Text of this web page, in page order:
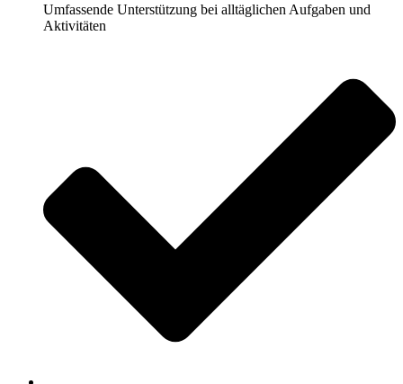
Umfassende Unterstützung bei alltäglichen Aufgaben und
Aktivitäten